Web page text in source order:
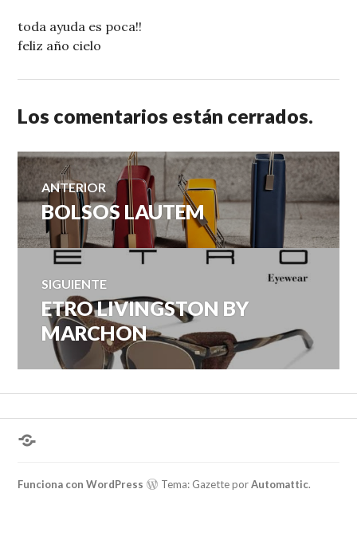
toda ayuda es poca!!
feliz año cielo
Los comentarios están cerrados.
Navegación
de
entradas
ANTERIOR
Entrada
anterior:
BOLSOS LAUTEM
SIGUIENTE
Entrada
siguiente:
ETRO LIVINGSTON BY
MARCHON
Funciona con WordPress Tema: Gazette porAutomattic.